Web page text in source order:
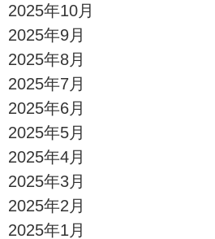
2025年10月
2025年9月
2025年8月
2025年7月
2025年6月
2025年5月
2025年4月
2025年3月
2025年2月
2025年1月